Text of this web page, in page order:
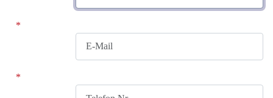
E-Mail
Telefon Nr.